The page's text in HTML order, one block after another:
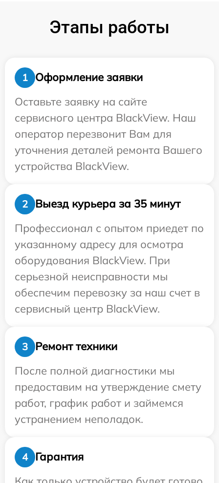
Этапы работы
1
Оформление заявки
Оставьте заявку на сайте
сервисного центра BlackView. Наш
оператор перезвонит Вам для
уточнения деталей ремонта Вашего
устройства BlackView.
2
Выезд курьера за 35 минут
Профессионал с опытом приедет по
указанному адресу для осмотра
оборудования BlackView. При
серьезной неисправности мы
обеспечим перевозку за наш счет в
сервисный центр BlackView.
3
Ремонт техники
После полной диагностики мы
предоставим на утверждение смету
работ, график работ и займемся
устранением неполадок.
4
Гарантия